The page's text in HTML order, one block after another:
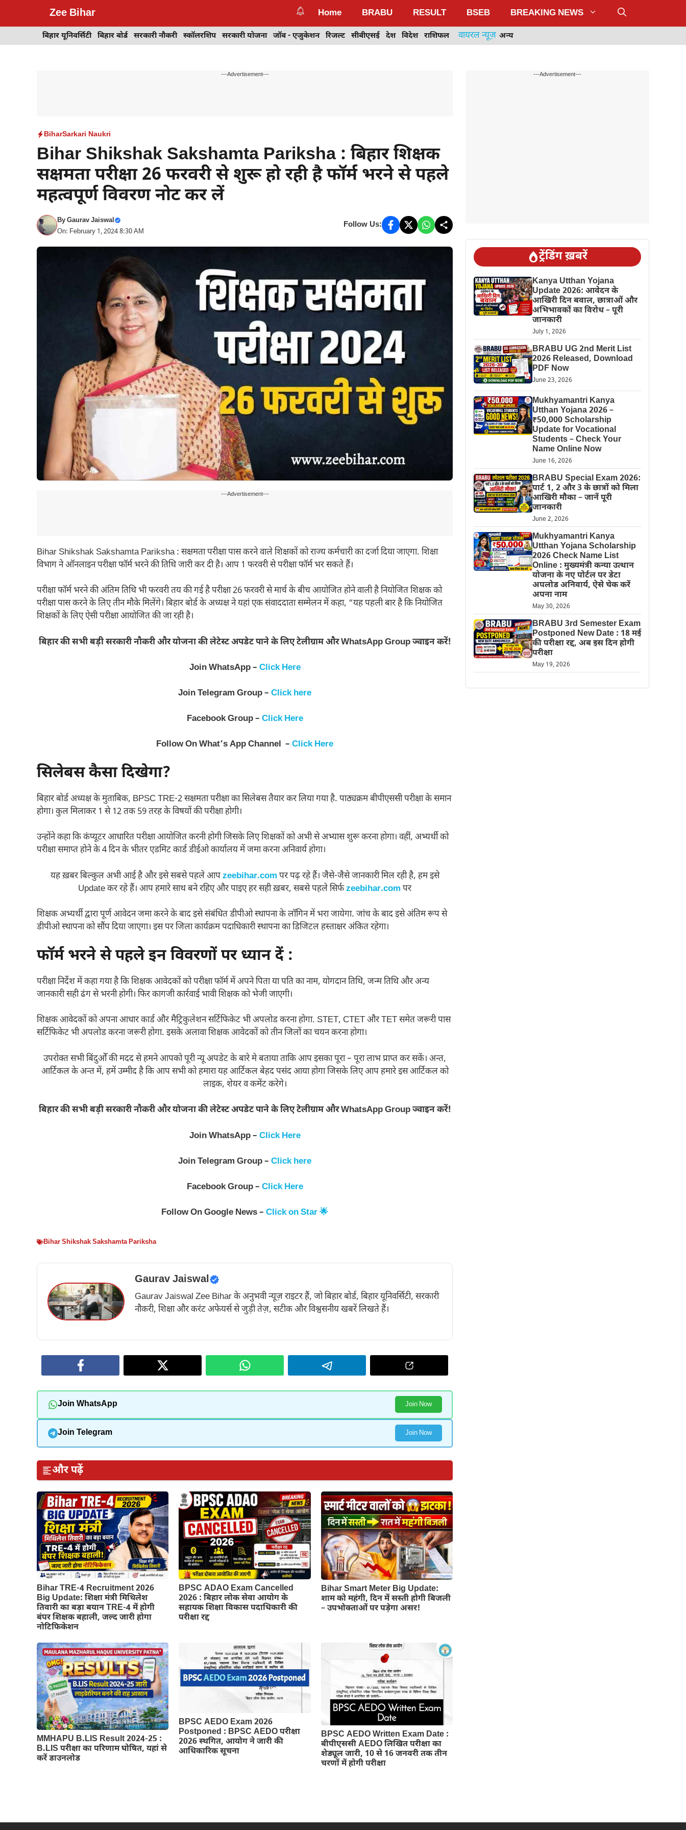
Zee Bihar Home BRABU RESULT BSEB BREAKING NEWS
बिहार यूनिवर्सिटी बिहार बोर्ड सरकारी नौकरी स्कॉलरशिप सरकारी योजना जॉब - एजुकेशन रिजल्ट सीबीएसई देश विदेश राशिफल वायरल न्यूज़ अन्य
---Advertisement---
BiharSarkari Naukri
Bihar Shikshak Sakshamta Pariksha : बिहार शिक्षक
सक्षमता परीक्षा 26 फरवरी से शुरू हो रही है फॉर्म भरने से पहले
महत्वपूर्ण विवरण नोट कर लें
ByGaurav Jaiswal
On: February 1, 2024 8:30 AM
Follow Us:
---Advertisement---
Bihar Shikshak Sakshamta Pariksha : सक्षमता परीक्षा पास करने वाले शिक्षकों को राज्य कर्मचारी का दर्जा दिया जाएगा. शिक्षा
विभाग ने ऑनलाइन परीक्षा फॉर्म भरने की तिथि जारी कर दी है। आप 1 फरवरी से परीक्षा फॉर्म भर सकते हैं।
परीक्षा फॉर्म भरने की अंतिम तिथि भी फरवरी तय की गई है परीक्षा 26 फरवरी से मार्च के बीच आयोजित होने वाली है नियोजित शिक्षक को
परीक्षा पास करने के लिए तीन मौके मिलेंगे। बिहार बोर्ड के अध्यक्ष ने यहां एक संवाददाता सम्मेलन में कहा, “यह पहली बार है कि नियोजित
शिक्षकों के लिए ऐसी परीक्षा आयोजित की जा रही है।
बिहार की सभी बड़ी सरकारी नौकरी और योजना की लेटेस्ट अपडेट पाने के लिए टेलीग्राम और WhatsApp Group ज्वाइन करें!
Join WhatsApp – Click Here
Join Telegram Group – Click here
Facebook Group – Click Here
Follow On What’s App Channel – Click Here
सिलेबस कैसा दिखेगा?
बिहार बोर्ड अध्यक्ष के मुताबिक, BPSC TRE-2 सक्षमता परीक्षा का सिलेबस तैयार कर लिया गया है. पाठ्यक्रम बीपीएससी परीक्षा के समान
होगा। कुल मिलाकर 1 से 12 तक 59 तरह के विषयों की परीक्षा होगी।
उन्होंने कहा कि कंप्यूटर आधारित परीक्षा आयोजित करनी होगी जिसके लिए शिक्षकों को अभी से अभ्यास शुरू करना होगा। वहीं, अभ्यर्थी को
परीक्षा समाप्त होने के 4 दिन के भीतर एडमिट कार्ड डीईओ कार्यालय में जमा करना अनिवार्य होगा।
यह ख़बर बिल्कुल अभी आई है और इसे सबसे पहले आपzeebihar.com पर पढ़ रहे हैं। जैसे-जैसे जानकारी मिल रही है, हम इसे
Update कर रहे हैं। आप हमारे साथ बने रहिए और पाइए हर सही ख़बर, सबसे पहले सिर्फzeebihar.com पर
शिक्षक अभ्यर्थी द्वारा पूर्ण आवेदन जमा करने के बाद इसे संबंधित डीपीओ स्थापना के लॉगिन में भरा जायेगा. जांच के बाद इसे अंतिम रूप से
डीपीओ स्थापना को सौंप दिया जाएगा। इस पर जिला कार्यक्रम पदाधिकारी स्थापना का डिजिटल हस्ताक्षर अंकित रहेगा।
फॉर्म भरने से पहले इन विवरणों पर ध्यान दें :
परीक्षा निर्देश में कहा गया है कि शिक्षक आवेदकों को परीक्षा फॉर्म में अपने पिता या पति का नाम, योगदान तिथि, जन्म तिथि और अन्य
जानकारी सही ढंग से भरनी होगी। फिर कागजी कार्रवाई भावी शिक्षक को भेजी जाएगी।
शिक्षक आवेदकों को अपना आधार कार्ड और मैट्रिकुलेशन सर्टिफिकेट भी अपलोड करना होगा. STET, CTET और TET समेत जरूरी पास
सर्टिफिकेट भी अपलोड करना जरूरी होगा. इसके अलावा शिक्षक आवेदकों को तीन जिलों का चयन करना होगा।
उपरोक्त सभी बिंदुओँ की मदद से हमने आपको पूरी न्यू अपडेट के बारे मे बताया ताकि आप इसका पूरा – पूरा लाभ प्राप्त कर सकें। अन्त,
आर्टिकल के अन्त में, हमें उम्मीद है कि आप सभी को हमारा यह आर्टिकल बेहद पसंद आया होगा जिसके लिए आप हमारे इस आर्टिकल को
लाइक, शेयर व कमेंट करेगे।
बिहार की सभी बड़ी सरकारी नौकरी और योजना की लेटेस्ट अपडेट पाने के लिए टेलीग्राम और WhatsApp Group ज्वाइन करें!
Join WhatsApp – Click Here
Join Telegram Group – Click here
Facebook Group – Click Here
Follow On Google News – Click on Star 🌟
Bihar Shikshak Sakshamta Pariksha
Gaurav Jaiswal
Gaurav Jaiswal Zee Bihar के अनुभवी न्यूज़ राइटर हैं, जो बिहार बोर्ड, बिहार यूनिवर्सिटी, सरकारी
नौकरी, शिक्षा और करंट अफेयर्स से जुड़ी तेज़, सटीक और विश्वसनीय खबरें लिखते हैं।
Join WhatsApp Join Now
Join Telegram Join Now
और पढ़ें
Bihar TRE-4 Recruitment 2026
Big Update: शिक्षा मंत्री मिथिलेश
तिवारी का बड़ा बयान TRE-4 में होगी
बंपर शिक्षक बहाली, जल्द जारी होगा
नोटिफिकेशन
BPSC ADAO Exam Cancelled
2026 : बिहार लोक सेवा आयोग के
सहायक शिक्षा विकास पदाधिकारी की
परीक्षा रद्द
Bihar Smart Meter Big Update:
शाम को महंगी, दिन में सस्ती होगी बिजली
– उपभोक्ताओं पर पड़ेगा असर!
MMHAPU B.LIS Result 2024-25 :
B.LIS परीक्षा का परिणाम घोषित, यहां से
करें डाउनलोड
BPSC AEDO Exam 2026
Postponed : BPSC AEDO परीक्षा
2026 स्थगित, आयोग ने जारी की
आधिकारिक सूचना
BPSC AEDO Written Exam Date :
बीपीएससी AEDO लिखित परीक्षा का
शेड्यूल जारी, 10 से 16 जनवरी तक तीन
चरणों में होगी परीक्षा
---Advertisement---
ट्रेंडिंग ख़बरें
Kanya Utthan Yojana
Update 2026: आवेदन के
आखिरी दिन बवाल, छात्राओं और
अभिभावकों का विरोध – पूरी
जानकारी
July 1, 2026
BRABU UG 2nd Merit List
2026 Released, Download
PDF Now
June 23, 2026
Mukhyamantri Kanya
Utthan Yojana 2026 –
₹50,000 Scholarship
Update for Vocational
Students – Check Your
Name Online Now
June 16, 2026
BRABU Special Exam 2026:
पार्ट 1, 2 और 3 के छात्रों को मिला
आखिरी मौका – जानें पूरी
जानकारी
June 2, 2026
Mukhyamantri Kanya
Utthan Yojana Scholarship
2026 Check Name List
Online : मुख्यमंत्री कन्या उत्थान
योजना के नए पोर्टल पर डेटा
अपलोड अनिवार्य, ऐसे चेक करें
अपना नाम
May 30, 2026
BRABU 3rd Semester Exam
Postponed New Date : 18 मई
की परीक्षा रद्द, अब इस दिन होगी
परीक्षा
May 19, 2026